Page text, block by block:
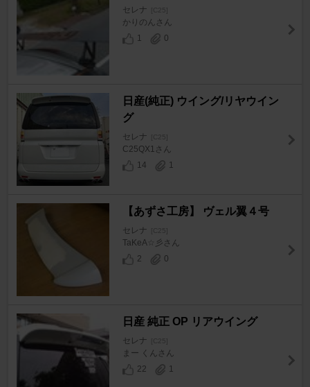
セレナ
かりのんさん
1
0
日産(純正) ウイング/リヤウイン
グ
セレナ
C25QX1さん
14
1
【あずさ工房】 ヴェル翼４号
セレナ
TaKeA☆彡さん
2
0
日産 純正 OP リアウイング
セレナ
まー くんさん
22
1